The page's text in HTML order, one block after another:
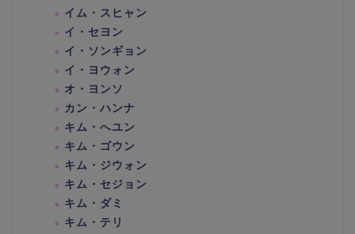
イム・スヒャン
イ・セヨン
イ・ソンギョン
イ・ヨウォン
オ・ヨンソ
カン・ハンナ
キム・へユン
キム・ゴウン
キム・ジウォン
キム・セジョン
キム・ダミ
キム・テリ